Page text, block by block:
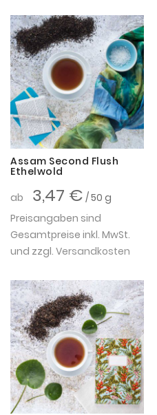
Assam Second Flush
Ethelwold
ab
3,47 € / 50 g
Preisangaben sind
Gesamtpreise inkl. MwSt.
und zzgl. Versandkosten